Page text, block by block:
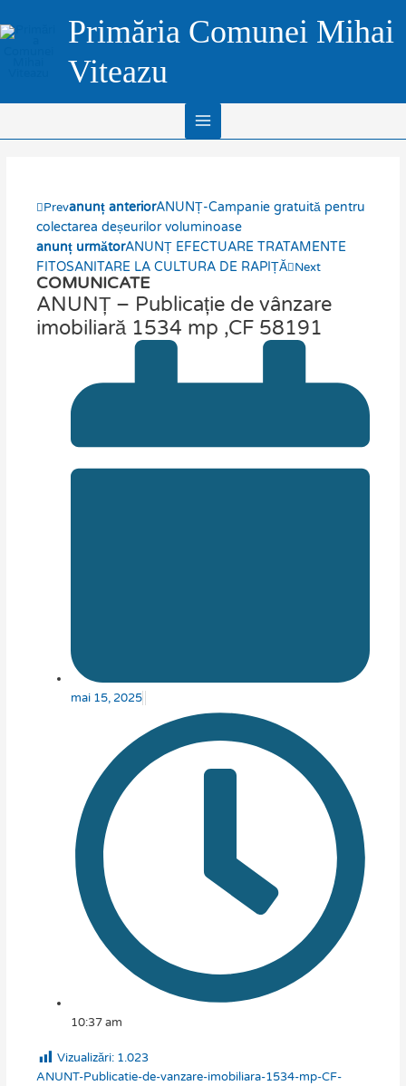
to
Primăria Comunei Mihai
Viteazu
Menu
Prevanunț anteriorANUNȚ-Campanie gratuită pentru
colectarea deșeurilor voluminoase
anunț următorANUNȚ EFECTUARE TRATAMENTE
FITOSANITARE LA CULTURA DE RAPIȚĂ Next
COMUNICATE
ANUNȚ – Publicație de vânzare
imobiliară 1534 mp ,CF 58191
mai 15, 2025
10:37 am
Vizualizări: 1.023
ANUNT-Publicatie-de-vanzare-imobiliara-1534-mp-CF-